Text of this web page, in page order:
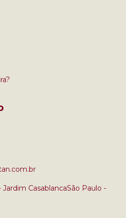
Jardim CasablancaSão Paulo -